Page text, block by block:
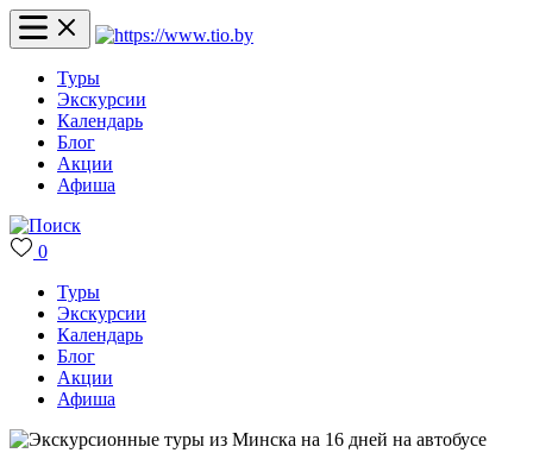
Туры
Экскурсии
Календарь
Блог
Акции
Афиша
0
Туры
Экскурсии
Календарь
Блог
Акции
Афиша